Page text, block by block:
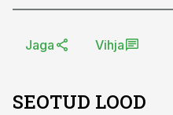
Jaga Vihja
SEOTUD LOOD